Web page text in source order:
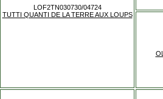
LOF2TN030730/04724
TUTTI QUANTI DE LA TERRE AUX LOUPS